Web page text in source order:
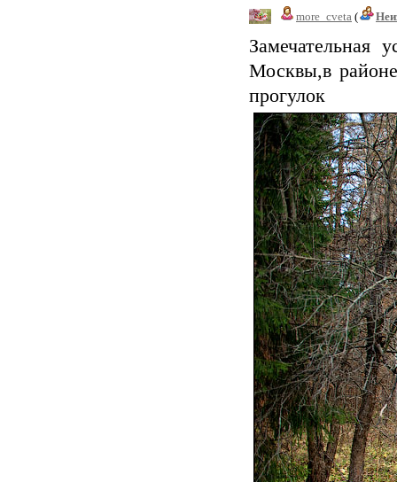
more_cveta (
Замечательная
Москвы,в
прогулок